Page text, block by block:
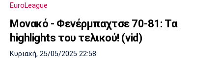
EuroLeague
Μονακό - Φενέρμπαχτσε 70-81: Τα
highlights του τελικού! (vid)
Κυριακή, 25/05/2025 22:58